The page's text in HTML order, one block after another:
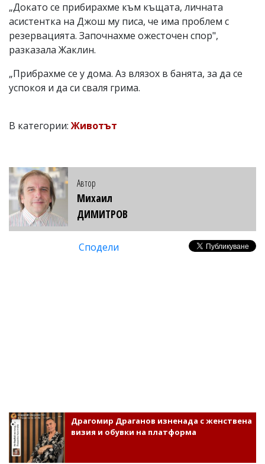
„Докато се прибирахме към къщата, личната
асистентка на Джош му писа, че има проблем с
резервацията. Започнахме ожесточен спор",
разказала Жаклин.
„Прибрахме се у дома. Аз влязох в банята, за да се
успокоя и да си сваля грима.
В категории:Животът
Автор
Михаил
ДИМИТРОВ
Сподели
Драгомир Драганов изненада с женствена
визия и обувки на платформа